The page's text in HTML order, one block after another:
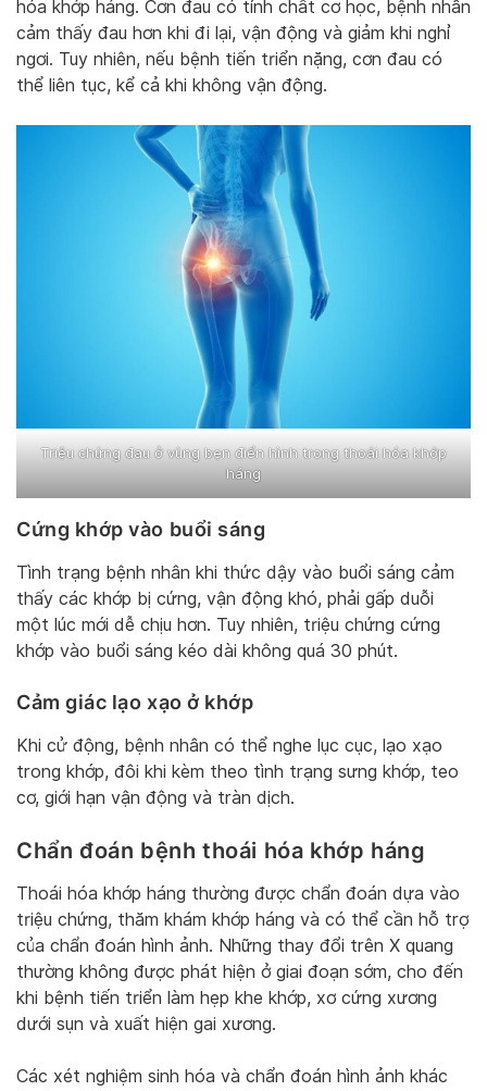
hóa khớp háng. Cơn đau có tính chất cơ học, bệnh nhân
cảm thấy đau hơn khi đi lại, vận động và giảm khi nghỉ
ngơi. Tuy nhiên, nếu bệnh tiến triển nặng, cơn đau có
thể liên tục, kể cả khi không vận động.
Triệu chứng đau ở vùng bẹn điển hình trong thoái hóa khớp
háng
Cứng khớp vào buổi sáng
Tình trạng bệnh nhân khi thức dậy vào buổi sáng cảm
thấy các khớp bị cứng, vận động khó, phải gấp duỗi
một lúc mới dễ chịu hơn. Tuy nhiên, triệu chứng cứng
khớp vào buổi sáng kéo dài không quá 30 phút.
Cảm giác lạo xạo ở khớp
Khi cử động, bệnh nhân có thể nghe lục cục, lạo xạo
trong khớp, đôi khi kèm theo tình trạng sưng khớp, teo
cơ, giới hạn vận động và tràn dịch.
Chẩn đoán bệnh thoái hóa khớp háng
Thoái hóa khớp háng thường được chẩn đoán dựa vào
triệu chứng, thăm khám khớp háng và có thể cần hỗ trợ
của chẩn đoán hình ảnh. Những thay đổi trên X quang
thường không được phát hiện ở giai đoạn sớm, cho đến
khi bệnh tiến triển làm hẹp khe khớp, xơ cứng xương
dưới sụn và xuất hiện gai xương.
Các xét nghiệm sinh hóa và chẩn đoán hình ảnh khác